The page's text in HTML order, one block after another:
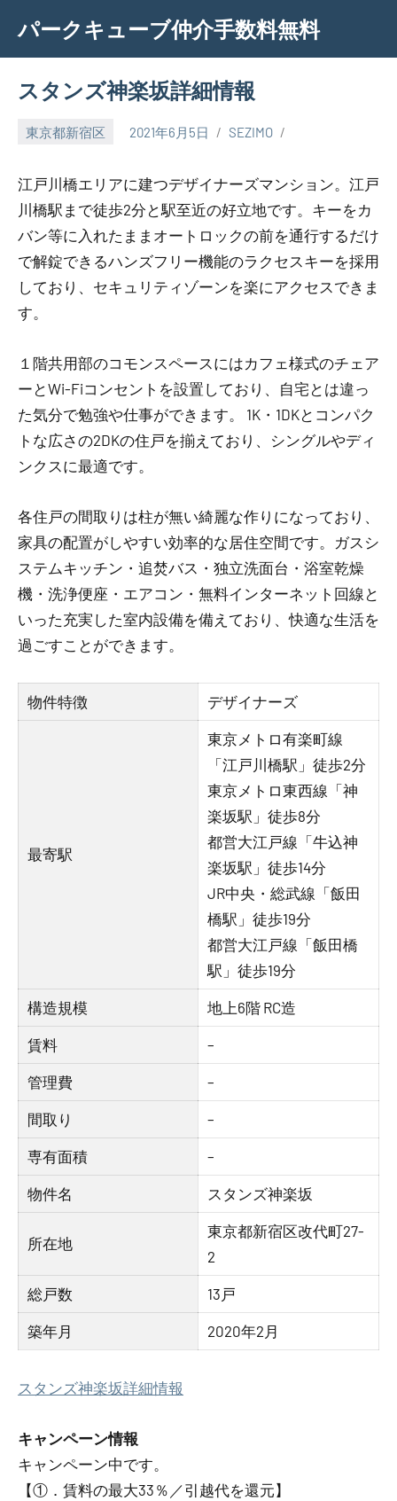
content
パークキューブ仲介手数料無料
スタンズ神楽坂詳細情報
東京都新宿区 2021年6月5日 SEZIMO
江戸川橋エリアに建つデザイナーズマンション。江戸
川橋駅まで徒歩2分と駅至近の好立地です。キーをカ
バン等に入れたままオートロックの前を通行するだけ
で解錠できるハンズフリー機能のラクセスキーを採用
しており、セキュリティゾーンを楽にアクセスできま
す。
１階共用部のコモンスペースにはカフェ様式のチェア
ーとWi-Fiコンセントを設置しており、自宅とは違っ
た気分で勉強や仕事ができます。 1K・1DKとコンパク
トな広さの2DKの住戸を揃えており、シングルやディ
ンクスに最適です。
各住戸の間取りは柱が無い綺麗な作りになっており、
家具の配置がしやすい効率的な居住空間です。ガスシ
ステムキッチン・追焚バス・独立洗面台・浴室乾燥
機・洗浄便座・エアコン・無料インターネット回線と
いった充実した室内設備を備えており、快適な生活を
過ごすことができます。
物件特徴 デザイナーズ
最寄駅
東京メトロ有楽町線
「江戸川橋駅」徒歩2分
東京メトロ東西線「神
楽坂駅」徒歩8分
都営大江戸線「牛込神
楽坂駅」徒歩14分
JR中央・総武線「飯田
橋駅」徒歩19分
都営大江戸線「飯田橋
駅」徒歩19分
構造規模 地上6階 RC造
賃料 –
管理費 –
間取り –
専有面積 –
物件名 スタンズ神楽坂
所在地
東京都新宿区改代町27-
2
総戸数 13戸
築年月 2020年2月
スタンズ神楽坂詳細情報
キャンペーン情報
キャンペーン中です。
【①．賃料の最大33％／引越代を還元】